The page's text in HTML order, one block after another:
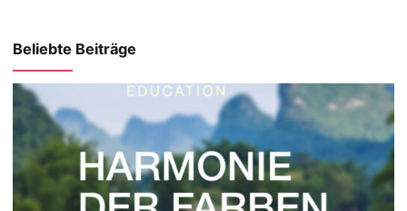
Beliebte Beiträge